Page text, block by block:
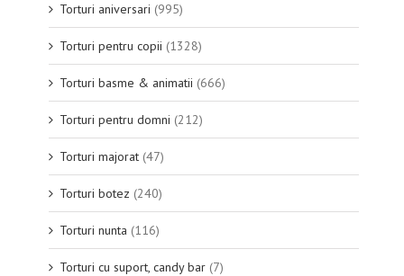
Torturi aniversari (995)
Torturi pentru copii (1328)
Torturi basme & animatii (666)
Torturi pentru domni (212)
Torturi majorat (47)
Torturi botez (240)
Torturi nunta (116)
Torturi cu suport, candy bar (7)